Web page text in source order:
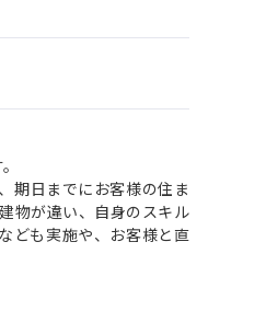
期日までにお客様の住ま
物が違い、自身のスキル
ども実施や、お客様と直